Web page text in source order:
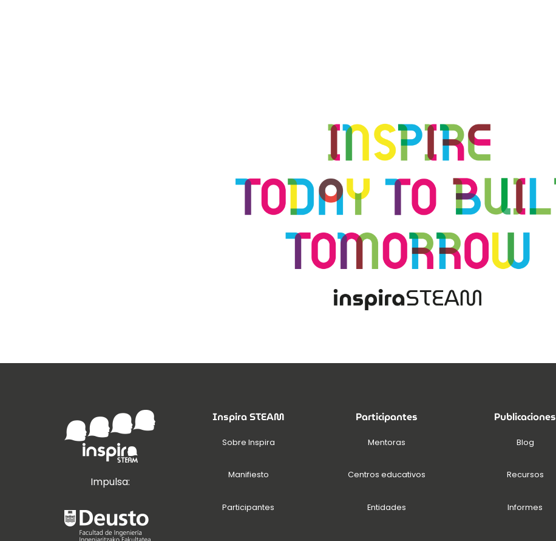
Impulsa:
Inspira STEAM
Sobre Inspira
Manifiesto
Participantes
Participantes
Mentoras
Centros educativos
Entidades
Publicaciones
Blog
Recursos
Informes